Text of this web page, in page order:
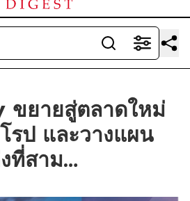
ขยายสู่ตลาดใหม่
รป และวางแผน
ที่สาม…